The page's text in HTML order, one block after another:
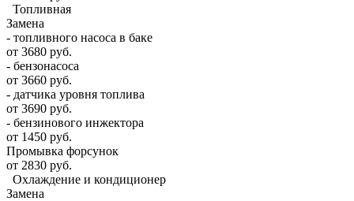
Топливная
Замена
- топливного насоса в баке
от 3680 руб.
- бензонасоса
от 3660 руб.
- датчика уровня топлива
от 3690 руб.
- бензинового инжектора
от 1450 руб.
Промывка форсунок
от 2830 руб.
Охлаждение и кондиционер
Замена